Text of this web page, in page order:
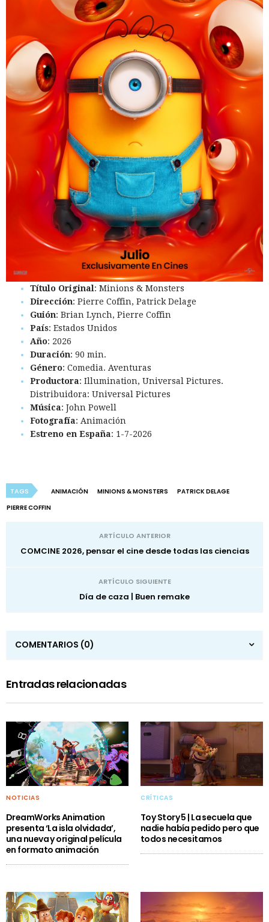
Título Original: Minions & Monsters
Dirección: Pierre Coffin, Patrick Delage
Guión: Brian Lynch, Pierre Coffin
País: Estados Unidos
Año: 2026
Duración: 90 min.
Género: Comedia. Aventuras
Productora: Illumination, Universal Pictures.
Distribuidora: Universal Pictures
Música: John Powell
Fotografía: Animación
Estreno en España: 1-7-2026
TAGS ANIMACIÓN MINIONS & MONSTERS
PATRICK DELAGE
PIERRE COFFIN
ARTÍCULO ANTERIOR
COMCINE 2026, pensar el cine desde todas las ciencias
ARTÍCULO SIGUIENTE
Día de caza | Buen remake
COMENTARIOS (0)
Entradas relacionadas
NOTICIAS
DreamWorks Animation
presenta ‘La isla olvidada’,
una nueva y original película
en formato animación
CRÍTICAS
Toy Story 5 | La secuela que
nadie había pedido pero que
todos necesitamos